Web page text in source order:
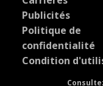
Publicités
Politique de
confidentialité
Condition